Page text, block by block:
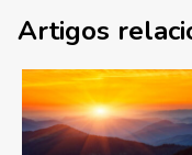
Artigos